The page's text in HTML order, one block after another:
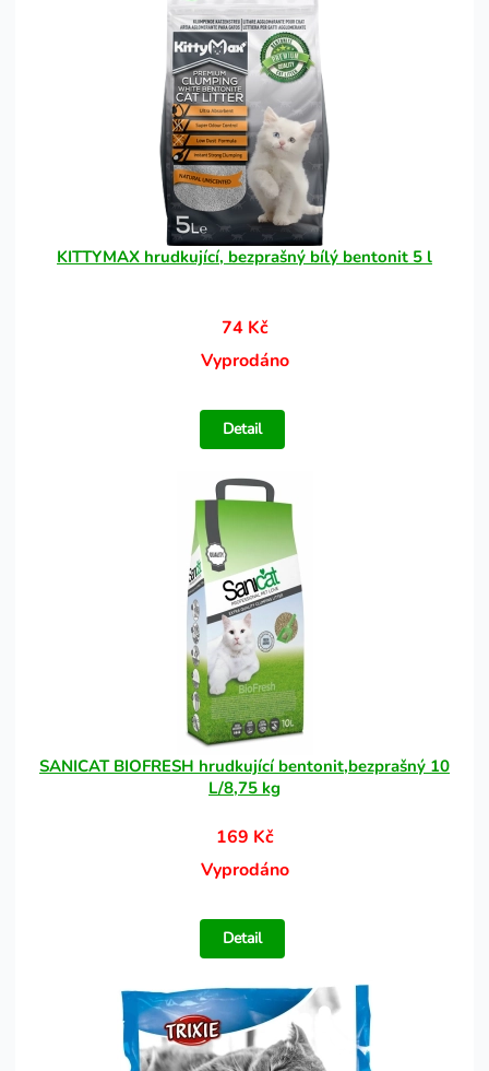
KITTYMAX hrudkující, bezprašný bílý bentonit 5 l
74 Kč
Vyprodáno
Detail
SANICAT BIOFRESH hrudkující bentonit,bezprašný 10
L/8,75 kg
169 Kč
Vyprodáno
Detail